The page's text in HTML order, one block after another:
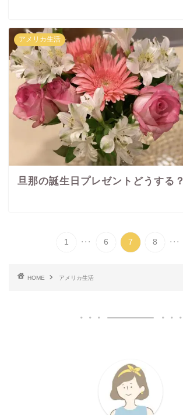
アメリカ生活
旦那の誕生日プレゼントどうする？
1 ... 6 7 8 ...
HOME アメリカ生活